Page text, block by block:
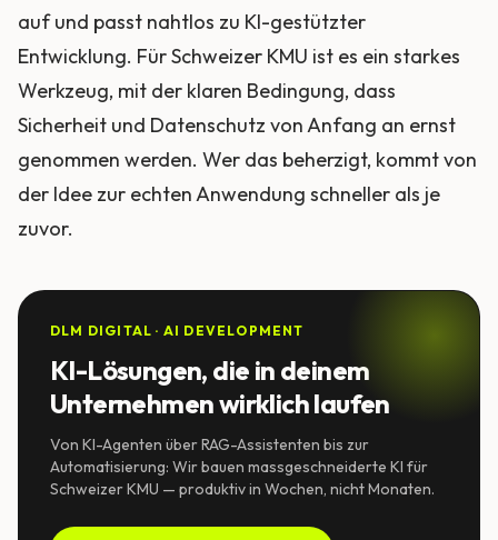
auf und passt nahtlos zu KI-gestützter
Entwicklung. Für Schweizer KMU ist es ein starkes
Werkzeug, mit der klaren Bedingung, dass
Sicherheit und Datenschutz von Anfang an ernst
genommen werden. Wer das beherzigt, kommt von
der Idee zur echten Anwendung schneller als je
zuvor.
DLM DIGITAL · AI DEVELOPMENT
KI-Lösungen, die in deinem
Unternehmen wirklich laufen
Von KI-Agenten über RAG-Assistenten bis zur
Automatisierung: Wir bauen massgeschneiderte KI für
Schweizer KMU — produktiv in Wochen, nicht Monaten.